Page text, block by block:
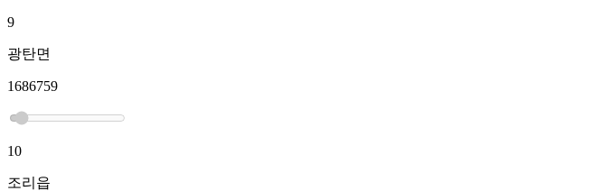
9
광탄면
1686759
10
조리읍